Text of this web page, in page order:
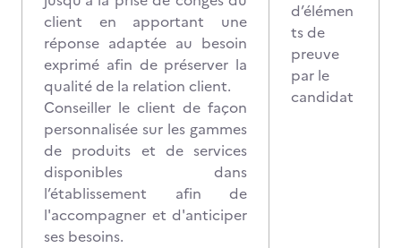
client en apportant une
réponse adaptée au besoin
exprimé afin de préserver la
qualité de la relation client.
Conseiller le client de façon
personnalisée sur les gammes
de produits et de services
disponibles dans
l’établissement afin de
l'accompagner et d'anticiper
ses besoins.
d’élémen
ts de
preuve
par le
candidat